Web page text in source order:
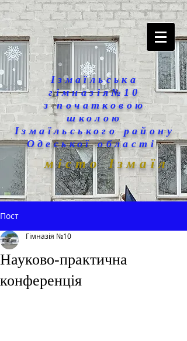
Ізмаїльська
гімназія№10
з початковою
школою
Ізмаїльського району
Одеської області
місто Ізмаїл
Пост
Науково-практична
конференція
Гімназія №10